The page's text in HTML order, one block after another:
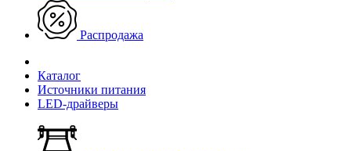
Распродажа
Каталог
Источники питания
LED-драйверы